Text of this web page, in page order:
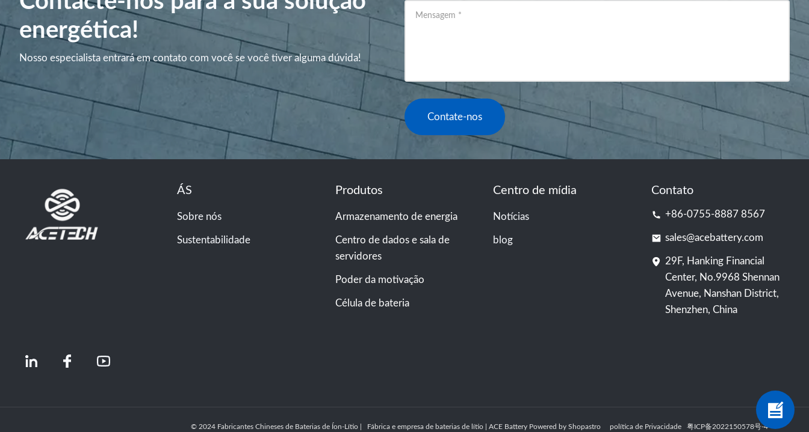
energética!
Nosso especialista entrará em contato com você se você tiver alguma dúvida!
Mensagem *
Contate-nos
ÁS
Sobre nós
Sustentabilidade
Produtos
Armazenamento de energia
Centro de dados e sala de
servidores
Poder da motivação
Célula de bateria
Centro de mídia
Notícias
blog
Contato
+86-0755-8887 8567
sales@acebattery.com
29F, Hanking Financial
Center, No.9968 Shennan
Avenue, Nanshan District,
Shenzhen, China
© 2024 Fabricantes Chineses de Baterias de Íon-Lítio | Fábrica e empresa de baterias de lítio | ACE Battery Powered by Shopastro política de Privacidade 粤ICP备2022150578号-4